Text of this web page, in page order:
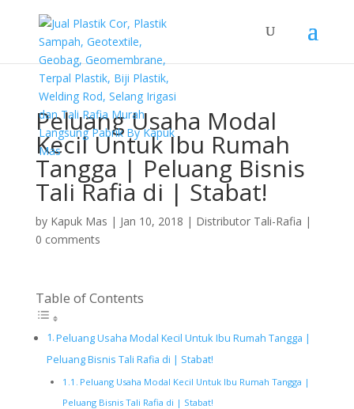
Peluang Usaha Modal
Kecil Untuk Ibu Rumah
Tangga | Peluang Bisnis
Tali Rafia di | Stabat!
by Kapuk Mas | Jan 10, 2018 | Distributor Tali-Rafia |
0 comments
Table of Contents
Peluang Usaha Modal Kecil Untuk Ibu Rumah Tangga |
Peluang Bisnis Tali Rafia di | Stabat!
Peluang Usaha Modal Kecil Untuk Ibu Rumah Tangga |
Peluang Bisnis Tali Rafia di | Stabat!